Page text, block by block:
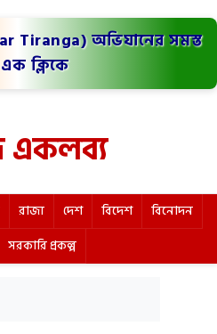
Tiranga) অভিযানের সমস্ত
ক্লিকে
একলব্য
রাজ্য দেশ বিদেশ
বিনোদন
সরকারি প্রকল্প